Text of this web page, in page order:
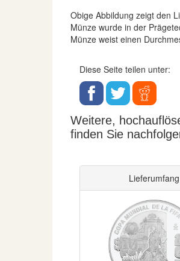
Obige Abbildung zeigt den
Münze wurde in der
Münze weist einen
Diese Seite teilen unter:
Weitere,
finden Sie
Lieferumfang